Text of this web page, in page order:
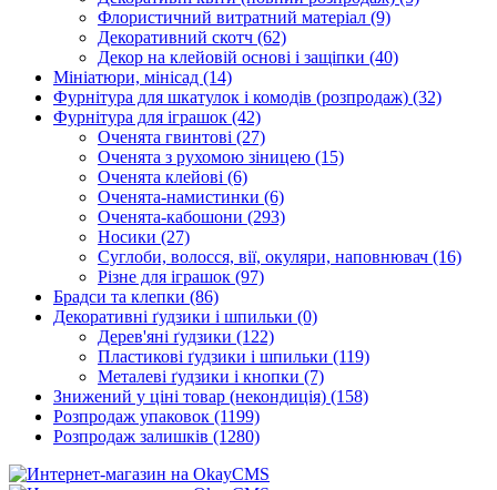
Флористичний витратний матеріал (9)
Декоративний скотч (62)
Декор на клейовій основі і защіпки (40)
Мініатюри, мінісад (14)
Фурнітура для шкатулок і комодів (розпродаж) (32)
Фурнітура для іграшок (42)
Оченята гвинтові (27)
Оченята з рухомою зіницею (15)
Оченята клейові (6)
Оченята-намистинки (6)
Оченята-кабошони (293)
Носики (27)
Суглоби, волосся, вії, окуляри, наповнювач (16)
Різне для іграшок (97)
Брадси та клепки (86)
Декоративні ґудзики і шпильки (0)
Дерев'яні ґудзики (122)
Пластикові ґудзики і шпильки (119)
Металеві ґудзики і кнопки (7)
Знижений у ціні товар (некондиція) (158)
Розпродаж упаковок (1199)
Розпродаж залишків (1280)